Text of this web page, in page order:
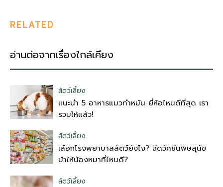
RELATED
อ่านต่อจากเรื่องใกล้เคียง
สัตว์เลี้ยง
แนะนำ 5 อาหารแมวทำหมัน ยี่ห้อไหนดีที่สุด เรา
รวมให้แล้ว!
สัตว์เลี้ยง
เลือกโรงพยาบาลสัตว์ยังไง? ฉีดวัคซีนพิษสุนัข
บ้าให้น้องหมาที่ไหนดี?
สัตว์เลี้ยง